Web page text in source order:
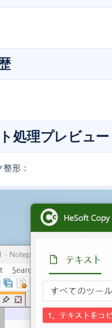
ト処理プレビュー
整形：